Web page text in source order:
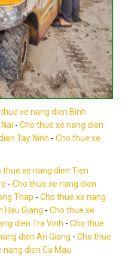
xe nang dien Binh
- Cho thue xe nang dien
Tay Ninh - Cho thue xe
thue xe nang dien Tien
- Cho thue xe nang dien
Thap - Cho thue xe nang
Hau Giang - Cho thue xe
dien Tra Vinh - Cho thue
dien An Giang - Cho thue
nang dien Ca Mau